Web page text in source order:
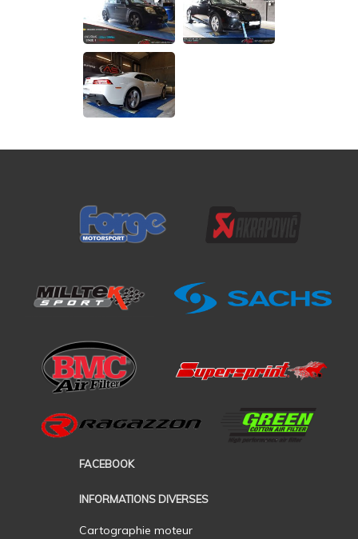
FACEBOOK
INFORMATIONS DIVERSES
Cartographie moteur